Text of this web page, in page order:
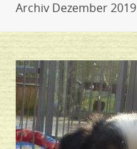
Archiv Dezember 2019